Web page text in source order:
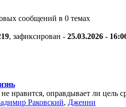
сообщений в 0 темах
, зафиксирован - 25.03.2026 -
нравится, оправдывает ли цель
Раковский, Дженни